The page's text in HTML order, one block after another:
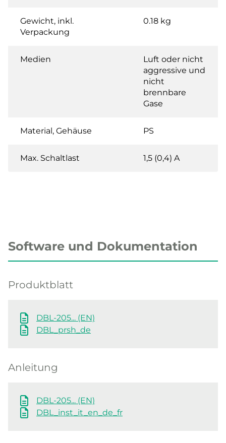
Gewicht, inkl.
Verpackung
0.18 kg
Medien
Luft oder nicht
aggressive und
nicht
brennbare
Gase
Material, Gehäuse PS
Max. Schaltlast 1,5 (0,4) A
Software und Dokumentation
Produktblatt
DBL-205... (EN)
DBL_prsh_de
Anleitung
DBL-205... (EN)
DBL_inst_it_en_de_fr